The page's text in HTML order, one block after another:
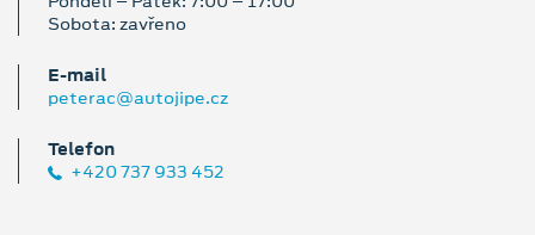
Sobota: zavřeno
E‑mail
peterac@autojipe.cz
Telefon
+420 737 933 452